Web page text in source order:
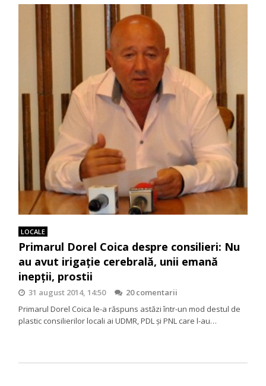
LOCALE
Primarul Dorel Coica despre consilieri: Nu
au avut irigaţie cerebrală, unii emană
inepţii, prostii
31 august 2014, 14:50
20 comentarii
Primarul Dorel Coica le-a răspuns astăzi într-un mod destul de
plastic consilierilor locali ai UDMR, PDL şi PNL care l-au…